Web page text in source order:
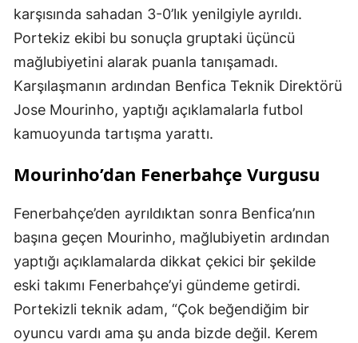
karşısında sahadan 3-0’lık yenilgiyle ayrıldı.
Portekiz ekibi bu sonuçla gruptaki üçüncü
mağlubiyetini alarak puanla tanışamadı.
Karşılaşmanın ardından Benfica Teknik Direktörü
Jose Mourinho, yaptığı açıklamalarla futbol
kamuoyunda tartışma yarattı.
Mourinho’dan Fenerbahçe Vurgusu
Fenerbahçe’den ayrıldıktan sonra Benfica’nın
başına geçen Mourinho, mağlubiyetin ardından
yaptığı açıklamalarda dikkat çekici bir şekilde
eski takımı Fenerbahçe’yi gündeme getirdi.
Portekizli teknik adam, “Çok beğendiğim bir
oyuncu vardı ama şu anda bizde değil. Kerem